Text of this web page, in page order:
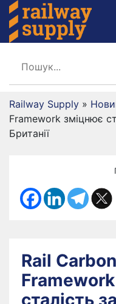
Railway Supply »
Framework зміцнює
Британії
Rail
сталість